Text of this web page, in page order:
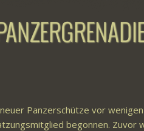
Panzerschütze vor
begonnen.